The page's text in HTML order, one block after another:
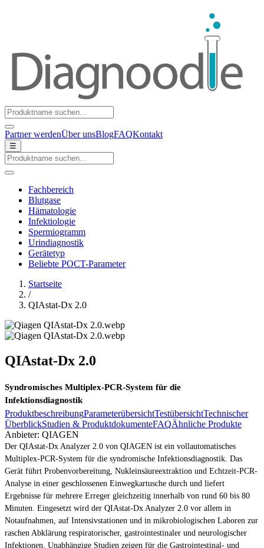
Partner werdenÜber unsBlogFAQKontakt
☰
Fachbereich
Blutgase
Hämatologie
Infektiologie
Spermiogramm
Urindiagnostik
Gerätetyp
Beliebte POCT-Parameter
Startseite
/
QIAstat-Dx 2.0
QIAstat-Dx 2.0
Syndromisches Multiplex-PCR-System für die
Infektionsdiagnostik
ProduktbeschreibungParameterübersichtTestübersichtTechnischer
ÜberblickStudien & ProduktdokumenteFAQÄhnliche Produkte
Anbieter: QIAGEN
Der QIAstat-Dx Analyzer 2.0 von QIAGEN ist ein vollautomatisches
Multiplex-PCR-System für die syndromische Infektionsdiagnostik. Das
Gerät führt Probenvorbereitung, Nukleinsäureextraktion und Echtzeit-PCR-
Analyse in einer geschlossenen Einwegkartusche durch und liefert
Ergebnisse für mehrere Erreger gleichzeitig innerhalb von rund 60 bis 80
Minuten. Eingesetzt wird der QIAstat-Dx Analyzer 2.0 vor allem in
Notaufnahmen, auf Intensivstationen und in mikrobiologischen Laboren zur
raschen Abklärung respiratorischer, gastrointestinaler und neurologischer
Infektionen. Unabhängige Studien zeigen für die Gastrointestinal- und